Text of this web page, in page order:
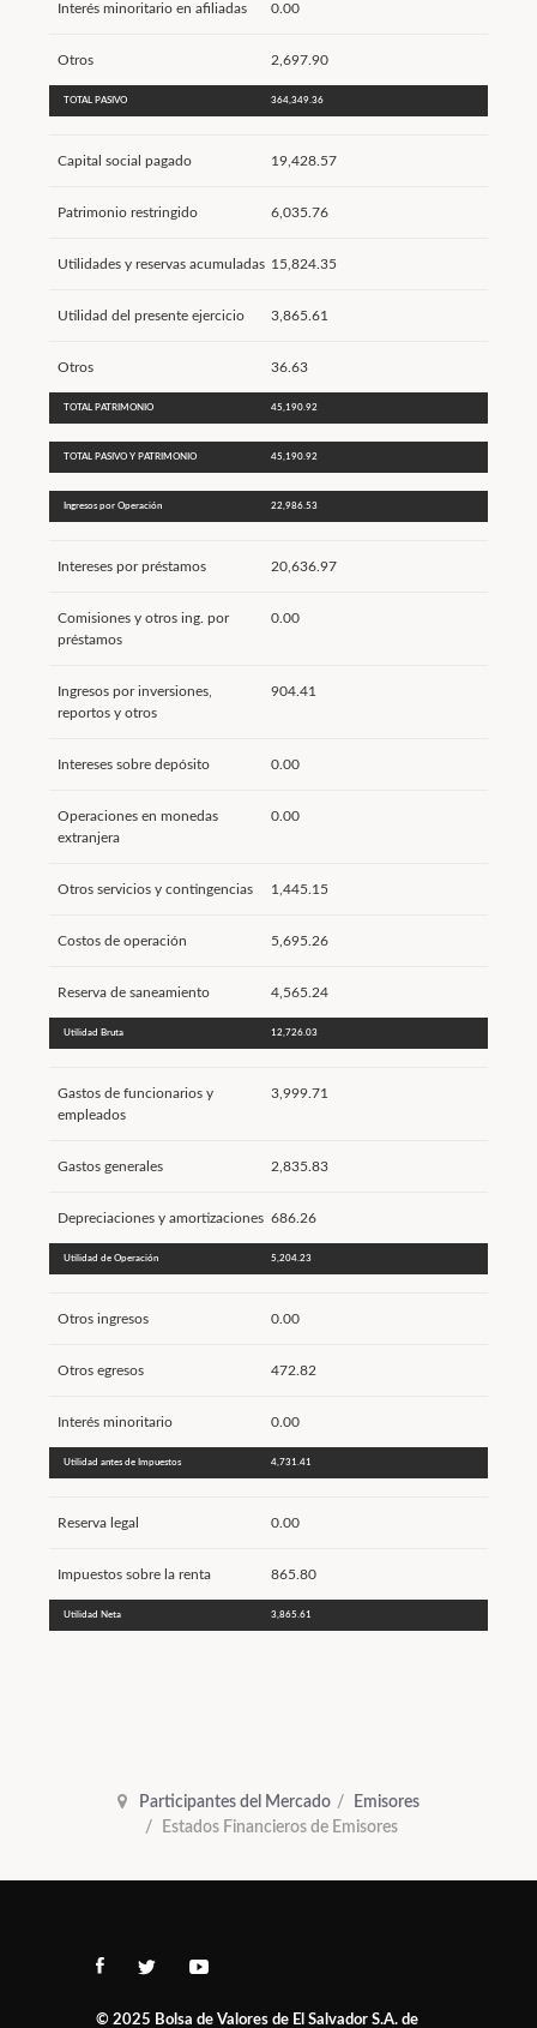
Interés minoritario en afiliadas 0.00
Otros 2,697.90
TOTAL PASIVO 364,349.36
Capital social pagado 19,428.57
Patrimonio restringido 6,035.76
Utilidades y reservas acumuladas 15,824.35
Utilidad del presente ejercicio 3,865.61
Otros 36.63
TOTAL PATRIMONIO 45,190.92
TOTAL PASIVO Y PATRIMONIO 45,190.92
Ingresos por Operación 22,986.53
Intereses por préstamos 20,636.97
Comisiones y otros ing. por
préstamos
0.00
Ingresos por inversiones,
reportos y otros
904.41
Intereses sobre depósito 0.00
Operaciones en monedas
extranjera
0.00
Otros servicios y contingencias 1,445.15
Costos de operación 5,695.26
Reserva de saneamiento 4,565.24
Utilidad Bruta 12,726.03
Gastos de funcionarios y
empleados
3,999.71
Gastos generales 2,835.83
Depreciaciones y amortizaciones 686.26
Utilidad de Operación 5,204.23
Otros ingresos 0.00
Otros egresos 472.82
Interés minoritario 0.00
Utilidad antes de Impuestos 4,731.41
Reserva legal 0.00
Impuestos sobre la renta 865.80
Utilidad Neta 3,865.61
Participantes del Mercado
Emisores
Estados Financieros de Emisores
© 2025 Bolsa de Valores de El Salvador S.A. de